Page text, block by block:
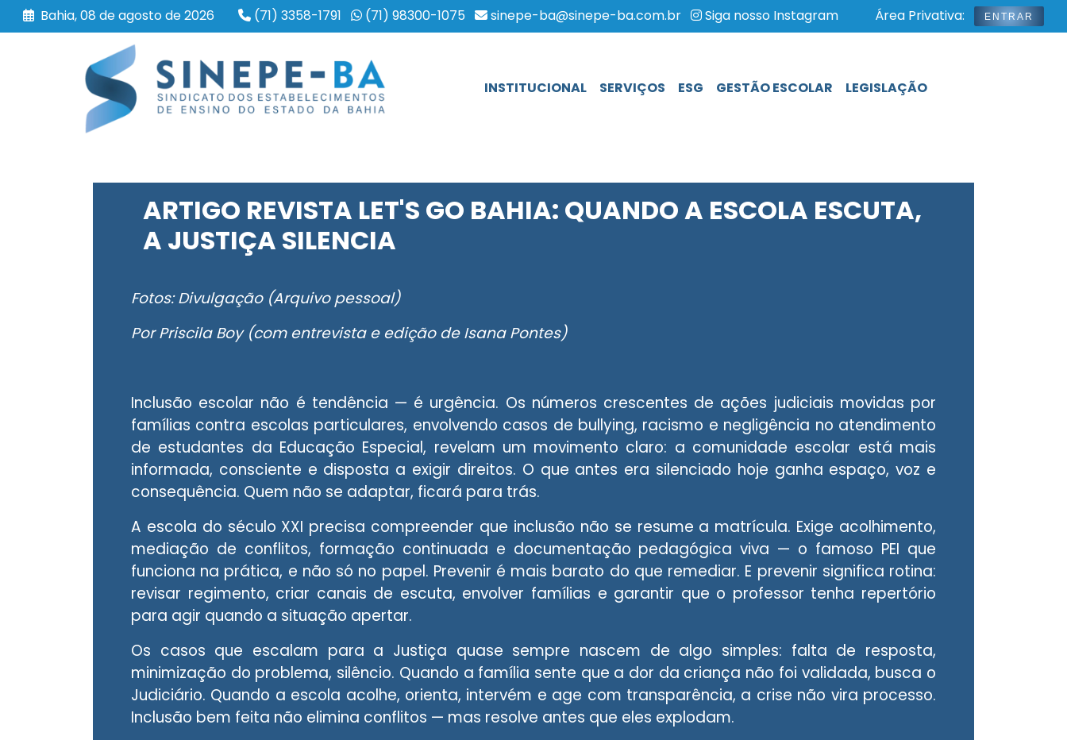
Bahia, 08 de agosto de 2026 (71) 3358-1791 (71) 98300-1075 sinepe-ba@sinepe-ba.com.br Siga nosso Instagram Área Privativa: ENTRAR
INSTITUCIONAL SERVIÇOS ESG GESTÃO ESCOLAR LEGISLAÇÃO
ARTIGO REVISTA LET'S GO BAHIA: QUANDO A ESCOLA ESCUTA,
A JUSTIÇA SILENCIA
Fotos: Divulgação (Arquivo pessoal)
Por Priscila Boy (com entrevista e edição de Isana Pontes)
Inclusão escolar não é tendência — é urgência. Os números crescentes de ações judiciais movidas por
famílias contra escolas particulares, envolvendo casos de bullying, racismo e negligência no atendimento
de estudantes da Educação Especial, revelam um movimento claro: a comunidade escolar está mais
informada, consciente e disposta a exigir direitos. O que antes era silenciado hoje ganha espaço, voz e
consequência. Quem não se adaptar, ficará para trás.
A escola do século XXI precisa compreender que inclusão não se resume a matrícula. Exige acolhimento,
mediação de conflitos, formação continuada e documentação pedagógica viva — o famoso PEI que
funciona na prática, e não só no papel. Prevenir é mais barato do que remediar. E prevenir significa rotina:
revisar regimento, criar canais de escuta, envolver famílias e garantir que o professor tenha repertório
para agir quando a situação apertar.
Os casos que escalam para a Justiça quase sempre nascem de algo simples: falta de resposta,
minimização do problema, silêncio. Quando a família sente que a dor da criança não foi validada, busca o
Judiciário. Quando a escola acolhe, orienta, intervém e age com transparência, a crise não vira processo.
Inclusão bem feita não elimina conflitos — mas resolve antes que eles explodam.